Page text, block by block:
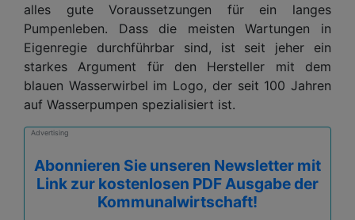
alles gute Voraussetzungen für ein langes
Pumpenleben. Dass die meisten Wartungen in
Eigenregie durchführbar sind, ist seit jeher ein
starkes Argument für den Hersteller mit dem
blauen Wasserwirbel im Logo, der seit 100 Jahren
auf Wasserpumpen spezialisiert ist.
Advertising
Abonnieren Sie unseren Newsletter mit
Link zur kostenlosen PDF Ausgabe der
Kommunalwirtschaft!